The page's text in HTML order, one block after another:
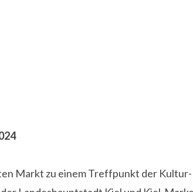
Markt zu einem Treffpunkt der